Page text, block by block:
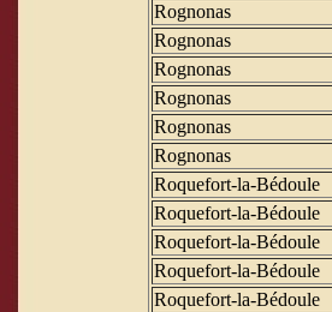
Rognonas
Rognonas
Rognonas
Rognonas
Rognonas
Rognonas
Roquefort-la-Bédoule
Roquefort-la-Bédoule
Roquefort-la-Bédoule
Roquefort-la-Bédoule
Roquefort-la-Bédoule